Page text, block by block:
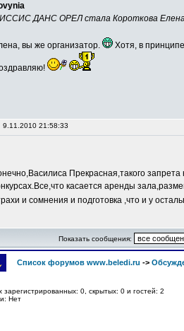
ДАНС ОРЕЛ стала Короткова
вы же организатор. Хотя, в
9.11.2010 21:58:33
Прекрасная,такого
касается аренды
и сомнения и подготовка ,что и у
Показать сообщения:
Список форумов www.beledi.ru ->
зарегистрированных: 0, скрытых: 0 и гостей: 2
Нет